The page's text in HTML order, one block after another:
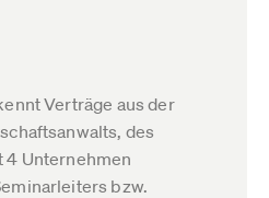
Verträge aus der
des
4 Unternehmen
bzw.